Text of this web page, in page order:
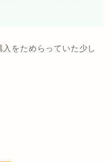
をためらっていた少し